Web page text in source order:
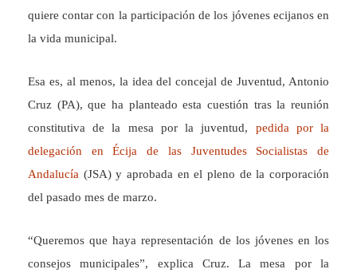
quiere contar con la participación de los jóvenes ecijanos en
la vida municipal.
Esa es, al menos, la idea del concejal de Juventud, Antonio
Cruz (PA), que ha planteado esta cuestión tras la reunión
constitutiva de la mesa por la juventud, pedida por la
delegación en Écija de las Juventudes Socialistas de
Andalucía (JSA) y aprobada en el pleno de la corporación
del pasado mes de marzo.
“Queremos que haya representación de los jóvenes en los
consejos municipales”, explica Cruz. La mesa por la